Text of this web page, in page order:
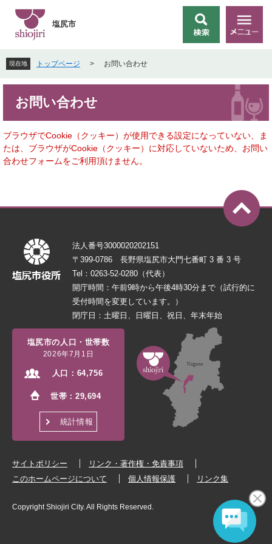
先
頭
で
を
飛
ば
本
文
へ
索
メ
ニ
塩尻市
現在地 トップページ > お問い合わせ
お問い合わせ
ブラウザでCookie（クッキー）が使用できる設定になっていない、ま
たは、ブラウザがCookie（クッキー）に対応していないため、お問い
合わせフォームをご利用頂けません。
法人番号3000020202151
〒399-0786 長野県塩尻市大門七番町 3 番 3 号
Tel：0263-52-0280（代表）
開庁時間：午前9時から午後4時30分まで（試行的に
受付時間を変更しています。）
閉庁日：土曜日、日曜日、祝日、年末年始
塩尻市の人口・世帯数
2026年7月1日
人口： 64,756
世帯：29,694
統計情報
サイトポリシー
リンク・著作権・免責事項
このホームページについて
個人情報保護 リンク集
Copyright Shiojiri City. All Rights Reserved.